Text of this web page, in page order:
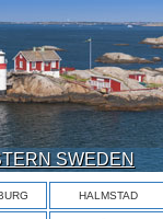
SWEDEN
HALMSTAD